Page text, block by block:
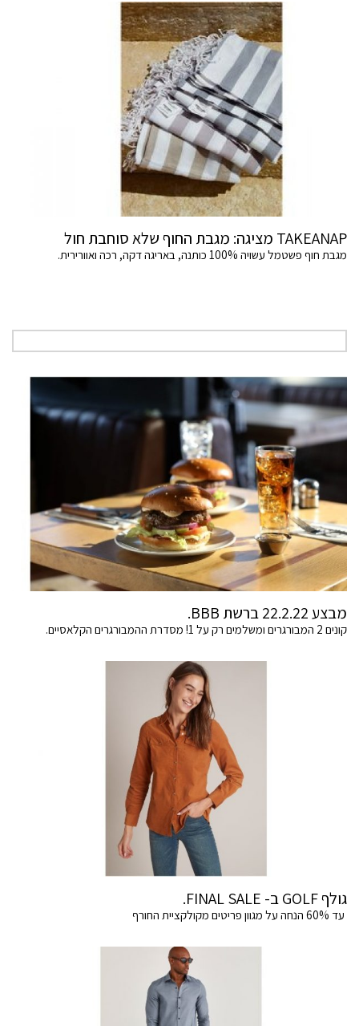
TAKEANAP מציגה: מגבת החוף שלא סוחבת חול
מגבת חוף פשטמל עשויה 100% כותנה, באריגה דקה, רכה ואוורירית.
מבצע 22.2.22 ברשת BBB.
קונים 2 המבורגרים ומשלמים רק על 1! מסדרת ההמבורגרים הקלאסיים.
גולף GOLF ב- FINAL SALE.
עד 60% הנחה על מגוון פריטים מקולקציית החורף